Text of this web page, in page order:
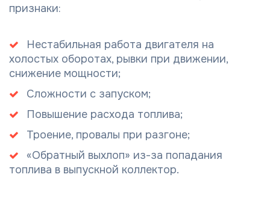
признаки:
Нестабильная работа двигателя на
холостых оборотах, рывки при движении,
снижение мощности;
Сложности с запуском;
Повышение расхода топлива;
Троение, провалы при разгоне;
«Обратный выхлоп» из-за попадания
топлива в выпускной коллектор.